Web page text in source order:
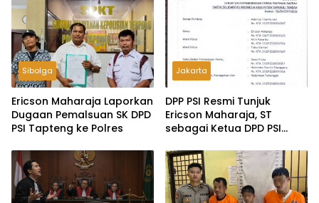
Sibolga
Ericson Maharaja Laporkan
Dugaan Pemalsuan SK DPD
PSI Tapteng ke Polres
Jakarta
DPP PSI Resmi Tunjuk
Ericson Maharaja, ST
sebagai Ketua DPD PSI